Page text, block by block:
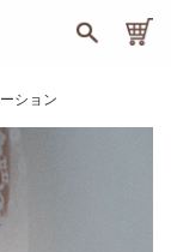
ション